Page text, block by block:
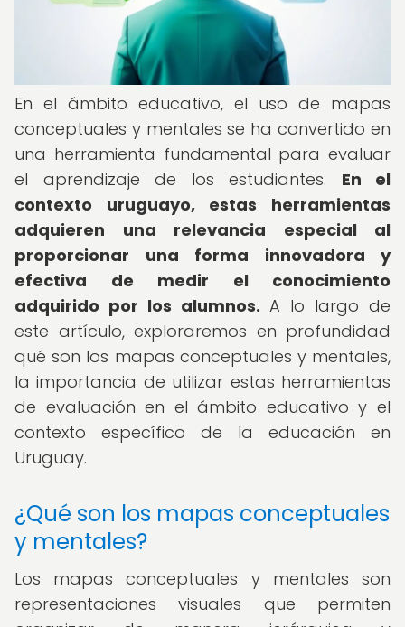
En el ámbito educativo, el uso de mapas
conceptuales y mentales se ha convertido en
una herramienta fundamental para evaluar
el aprendizaje de los estudiantes. En el
contexto uruguayo, estas herramientas
adquieren una relevancia especial al
proporcionar una forma innovadora y
efectiva de medir el conocimiento
adquirido por los alumnos. A lo largo de
este artículo, exploraremos en profundidad
qué son los mapas conceptuales y mentales,
la importancia de utilizar estas herramientas
de evaluación en el ámbito educativo y el
contexto específico de la educación en
Uruguay.
¿Qué son los mapas conceptuales
y mentales?
Los mapas conceptuales y mentales son
representaciones visuales que permiten